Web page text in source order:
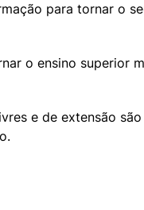
para tornar o
o ensino superior
e de extensão são